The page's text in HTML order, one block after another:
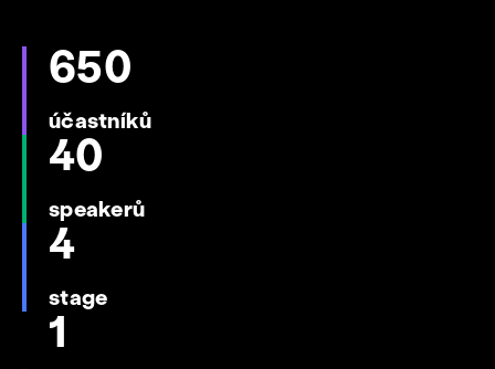
650
účastníků
40
speakerů
4
stage
1